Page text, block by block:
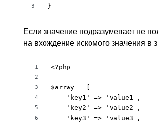
3
}
Если значение подразумевает не
на вхождение искомого значения в
1
2
3
4
5
6
<?php
$array = [
    'key1' => 'value1',
    'key2' => 'value2',
    'key3' => 'value3',